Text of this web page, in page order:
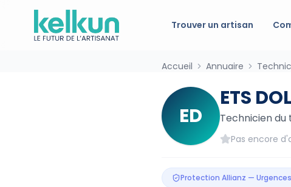
Trouver un artisan
Accueil Annuaire
ED
ETS
Technicien
Pas encore
Protection Allianz — Urgences